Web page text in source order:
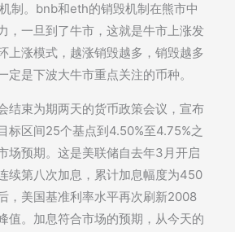
制。bnb和eth的销毁机制在熊市中
，一旦到了牛市，这就是牛市上涨发
上涨模式，越涨销毁越多，销毁越多
定是下波大牛市重点关注的币种。
结束为期两天的货币政策会议，宣布
标区间25个基点到4.50%至4.75%之
场预期。这是美联储自去年3月开启
续第八次加息，累计加息幅度为450
，美国基准利率水平再次刷新2008
值。加息符合市场的预期，从今天的